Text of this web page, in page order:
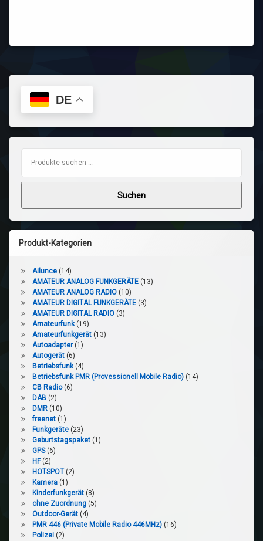
DE
Suchen
Produkt-Kategorien
Ailunce (14)
AMATEUR ANALOG FUNKGERÄTE (13)
AMATEUR ANALOG RADIO (10)
AMATEUR DIGITAL FUNKGERÄTE (3)
AMATEUR DIGITAL RADIO (3)
Amateurfunk (19)
Amateurfunkgerät (13)
Autoadapter (1)
Autogerät (6)
Betriebsfunk (4)
Betriebsfunk PMR (Provessionell Mobile Radio) (14)
CB Radio (6)
DAB (2)
DMR (10)
freenet (1)
Funkgeräte (23)
Geburtstagspaket (1)
GPS (6)
HF (2)
HOTSPOT (2)
Kamera (1)
Kinderfunkgerät (8)
ohne Zuordnung (5)
Outdoor-Gerät (4)
PMR 446 (Private Mobile Radio 446MHz) (16)
Polizei (2)